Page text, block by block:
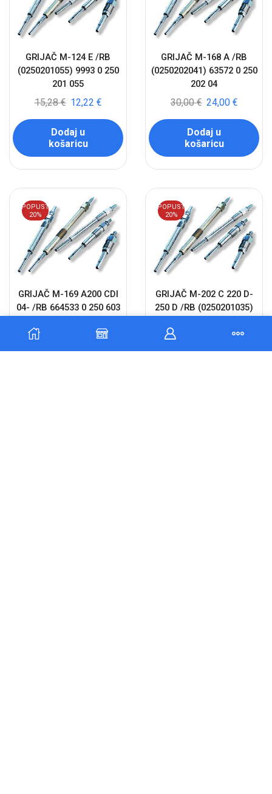
GRIJAČ M-124 E /RB
(0250201055) 9993 0 250
201 055
15,28€ 12,22 €
Dodaj u
košaricu
GRIJAČ M-168 A /RB
(0250202041) 63572 0 250
202 04
30,00€ 24,00 €
Dodaj u
košaricu
POPUST
20%
GRIJAČ M-169 A200 CDI
04- /RB 664533 0 250 603
44,83 35,86€
POPUST
20%
GRIJAČ M-202 C 220 D-
250 D /RB (0250201035)
22,10 €